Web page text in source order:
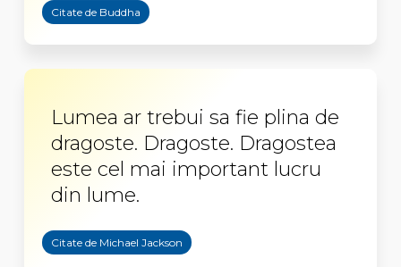
Citate de Buddha
Lumea ar trebui sa fie plina de
dragoste. Dragoste. Dragostea
este cel mai important lucru
din lume.
Citate de Michael Jackson